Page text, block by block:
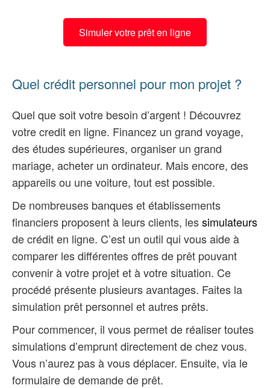
Simuler votre prêt en ligne
Quel crédit personnel pour mon projet ?
Quel que soit votre besoin d’argent ! Découvrez
votre credit en ligne. Financez un grand voyage,
des études supérieures, organiser un grand
mariage, acheter un ordinateur. Mais encore, des
appareils ou une voiture, tout est possible.
De nombreuses banques et établissements
financiers proposent à leurs clients, lessimulateurs
de crédit en ligne. C’est un outil qui vous aide à
comparer les différentes offres de prêt pouvant
convenir à votre projet et à votre situation. Ce
procédé présente plusieurs avantages. Faites la
simulation prêt personnel et autres prêts.
Pour commencer, il vous permet de réaliser toutes
simulations d’emprunt directement de chez vous.
Vous n’aurez pas à vous déplacer. Ensuite, via le
formulaire de demande de prêt.